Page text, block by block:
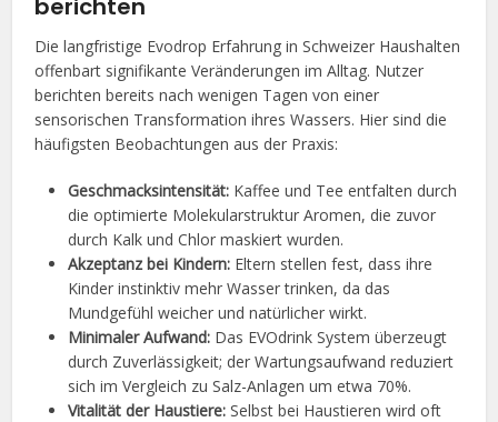
berichten
Die langfristige Evodrop Erfahrung in Schweizer Haushalten
offenbart signifikante Veränderungen im Alltag. Nutzer
berichten bereits nach wenigen Tagen von einer
sensorischen Transformation ihres Wassers. Hier sind die
häufigsten Beobachtungen aus der Praxis:
Geschmacksintensität: Kaffee und Tee entfalten durch
die optimierte Molekularstruktur Aromen, die zuvor
durch Kalk und Chlor maskiert wurden.
Akzeptanz bei Kindern: Eltern stellen fest, dass ihre
Kinder instinktiv mehr Wasser trinken, da das
Mundgefühl weicher und natürlicher wirkt.
Minimaler Aufwand: Das EVOdrink System überzeugt
durch Zuverlässigkeit; der Wartungsaufwand reduziert
sich im Vergleich zu Salz-Anlagen um etwa 70%.
Vitalität der Haustiere: Selbst bei Haustieren wird oft